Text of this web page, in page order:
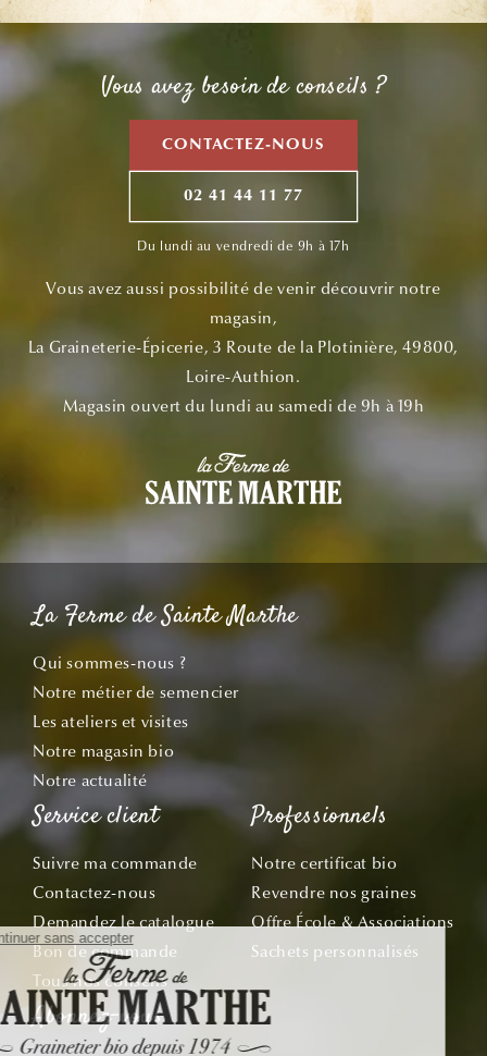
Vous avez besoin de conseils ?
CONTACTEZ-NOUS
02 41 44 11 77
Du lundi au vendredi de 9h à 17h
Vous avez aussi possibilité de venir découvrir notre
magasin,
La Graineterie-Épicerie, 3 Route de la Plotinière, 49800,
Loire-Authion.
Magasin ouvert du lundi au samedi de 9h à 19h
La Ferme de Sainte Marthe
Qui sommes-nous ?
Notre métier de semencier
Les ateliers et visites
Notre magasin bio
Notre actualité
Service client
Suivre ma commande
Contactez-nous
Demandez le catalogue
Bon de commande
Tous nos conseils
Professionnels
Notre certificat bio
Revendre nos graines
Offre École & Associations
Sachets personnalisés
Abonnez-vous